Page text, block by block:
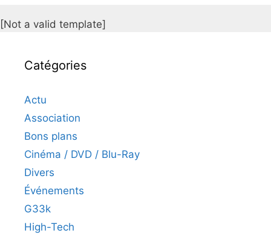
[Not a valid template]
Catégories
Actu
Association
Bons plans
Cinéma / DVD / Blu-Ray
Divers
Événements
G33k
High-Tech